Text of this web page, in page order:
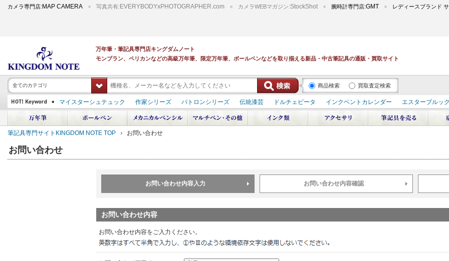
カメラ専門店: MAP CAMERA 写真共有: EVERYBODYxPHOTOGRAPHER.com カメラWEBマガジン:StockShot 腕時計専門店:GMT レディースブランド
万年筆・筆記具専門店キングダムノート
モンブラン、ペリカンなどの高級万年筆、限定万年筆、ボールペンなどを取り揃える新品・中古筆記具の通販・買取サイト
全てのカテゴリ 商品検索 買取査定検索
マイスターシュテュック 作家シリーズ パトロンシリーズ 伝統漆芸 ドルチェビータ インクベントカレンダー
エスターブルッ
スーベレーン
PILOT 蒔絵 ダイアミン ボトルインク デュポン スペース オデッセイ 輪島屋善仁 深海 エテルニタ･アヴァンティ
中屋万年筆
プラチナ 出雲 キングダムノート別注 アルマンドシモーニクラブ ペリカン オーシャンスワール 源氏物語 作家シリーズ
パトロンシリ
筆記具専門サイトKINGDOM NOTE TOP お問い合わせ
お問い合わせ
お問い合わせ内容入力 お問い合わせ内容確認
お問い合わせ内容
お問い合わせ内容をご入力ください。